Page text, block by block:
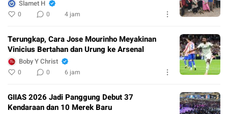
Slamet H
0 0 4 jam
Terungkap, Cara Jose Mourinho Meyakinan
Vinicius Bertahan dan Urung ke Arsenal
Boby Y Christ
0 0 6 jam
GIIAS 2026 Jadi Panggung Debut 37
Kendaraan dan 10 Merek Baru